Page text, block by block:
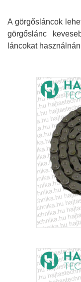
A görgősláncok
görgőslánc
láncokat